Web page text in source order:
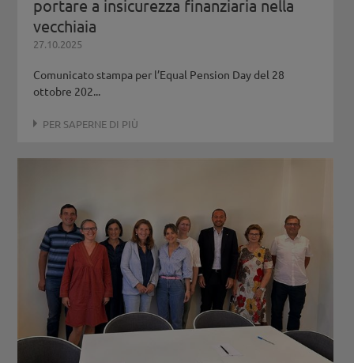
portare a insicurezza finanziaria nella
vecchiaia
27.10.2025
Comunicato stampa per l’Equal Pension Day del 28
ottobre 202...
PER SAPERNE DI PIÙ